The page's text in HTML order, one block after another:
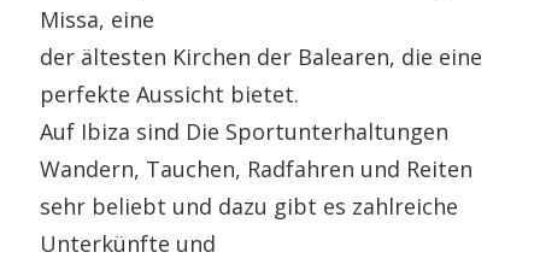
Missa, eine
der ältesten Kirchen der Balearen, die eine
perfekte Aussicht bietet.
Auf Ibiza sind Die Sportunterhaltungen
Wandern, Tauchen, Radfahren und Reiten
sehr beliebt und dazu gibt es zahlreiche
Unterkünfte und